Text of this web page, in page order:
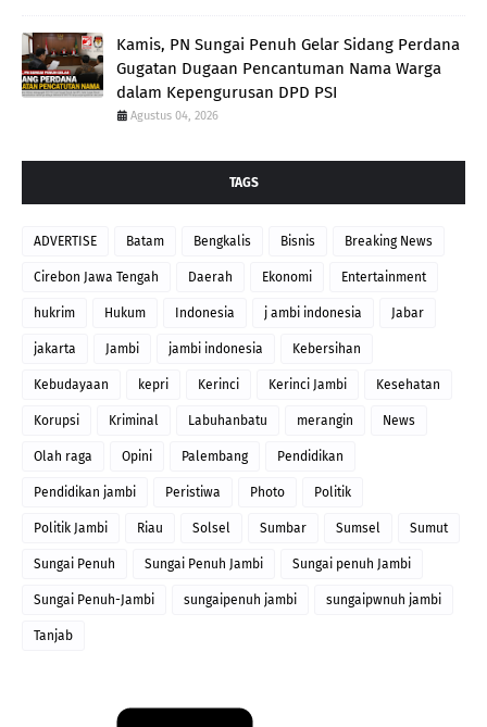
Kamis, PN Sungai Penuh Gelar Sidang Perdana
Gugatan Dugaan Pencantuman Nama Warga
dalam Kepengurusan DPD PSI
Agustus 04, 2026
TAGS
ADVERTISE Batam Bengkalis Bisnis Breaking News
Cirebon Jawa Tengah Daerah Ekonomi Entertainment
hukrim Hukum Indonesia j ambi indonesia Jabar
jakarta Jambi jambi indonesia Kebersihan
Kebudayaan kepri Kerinci Kerinci Jambi Kesehatan
Korupsi Kriminal Labuhanbatu merangin News
Olah raga Opini Palembang Pendidikan
Pendidikan jambi Peristiwa Photo Politik
Politik Jambi Riau Solsel Sumbar Sumsel Sumut
Sungai Penuh Sungai Penuh Jambi Sungai penuh Jambi
Sungai Penuh-Jambi sungaipenuh jambi sungaipwnuh jambi
Tanjab